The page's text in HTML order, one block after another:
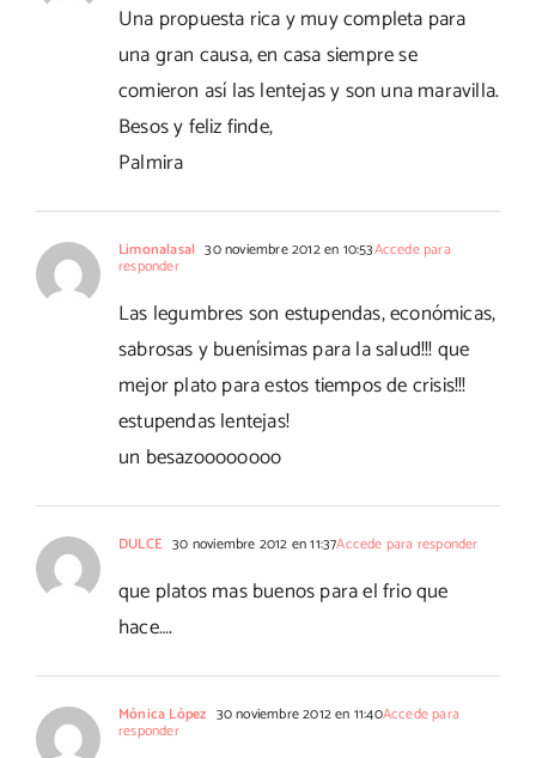
Una propuesta rica y muy completa para
una gran causa, en casa siempre se
comieron así las lentejas y son una maravilla.
Besos y feliz finde,
Palmira
Limonalasal 30 noviembre 2012 en 10:53Accede para
responder
Las legumbres son estupendas, económicas,
sabrosas y buenísimas para la salud!!! que
mejor plato para estos tiempos de crisis!!!
estupendas lentejas!
un besazoooooooo
DULCE 30 noviembre 2012 en 11:37Accede para responder
que platos mas buenos para el frio que
hace….
Mónica López 30 noviembre 2012 en 11:40Accede para
responder